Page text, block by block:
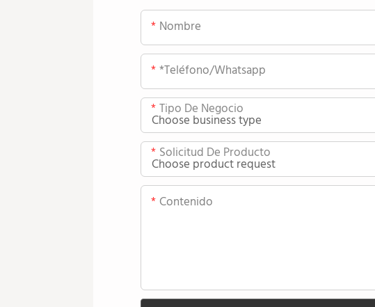
Nombre
*teléfono/whatsapp
Tipo De Negocio
Solicitud De Producto
Contenido